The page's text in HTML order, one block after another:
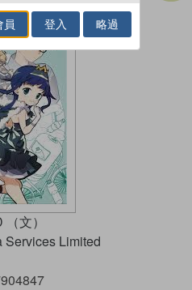
文）
Services Limited
員 登入 略過